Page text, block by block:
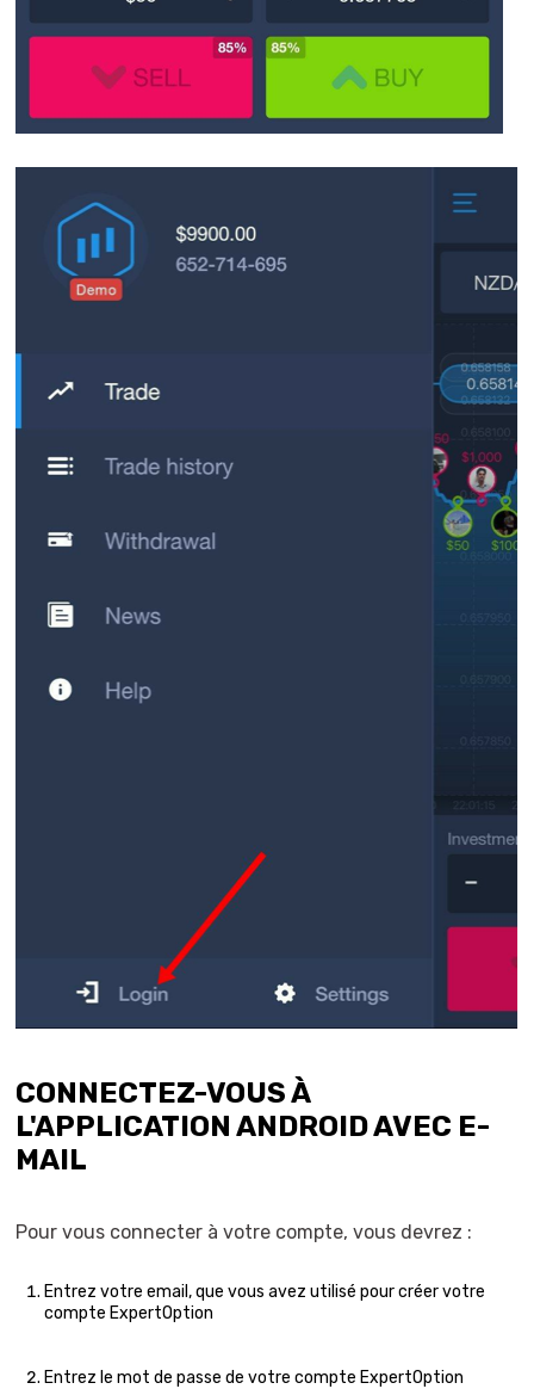
CONNECTEZ-VOUS À
L'APPLICATION ANDROID AVEC E-
MAIL
Pour vous connecter à votre compte, vous devrez :
Entrez votre email, que vous avez utilisé pour créer votre
compte ExpertOption
Entrez le mot de passe de votre compte ExpertOption